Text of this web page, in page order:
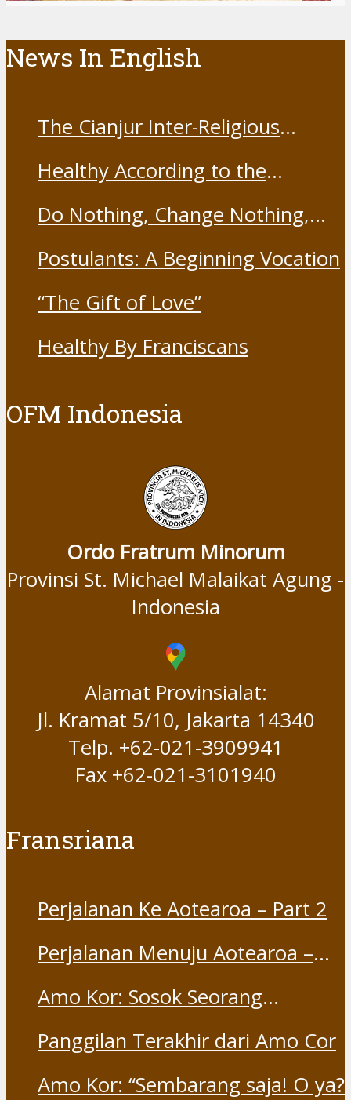
News In English
The Cianjur Inter-Religious
19 Vaccine
Healthy According to the
Do Nothing, Change Nothing,
Postulants: A Beginning Vocation
“The Gift of Love”
Healthy By Franciscans
OFM Indonesia
Ordo Fratrum Minorum
Provinsi St. Michael Malaikat Agung -
Indonesia
Alamat Provinsialat:
Jl. Kramat 5/10, Jakarta 14340
Telp. +62-021-3909941
Fax +62-021-3101940
Fransriana
Perjalanan Ke Aotearoa – Part 2
Perjalanan Menuju Aotearoa –
Amo Kor: Sosok Seorang
Otentik
Panggilan Terakhir dari Amo Cor
Amo Kor: “Sembarang saja! O ya?